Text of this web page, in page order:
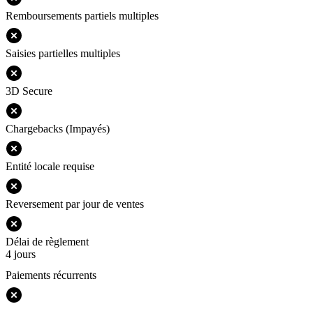
Remboursements partiels multiples
Saisies partielles multiples
3D Secure
Chargebacks (Impayés)
Entité locale requise
Reversement par jour de ventes
Délai de règlement
4 jours
Paiements récurrents